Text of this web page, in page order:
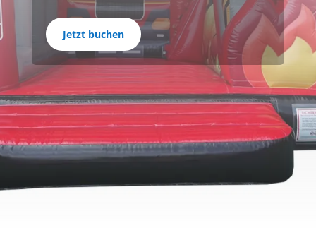
Jetzt buchen